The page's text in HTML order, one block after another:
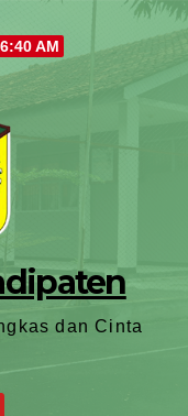
AM
dan Cinta